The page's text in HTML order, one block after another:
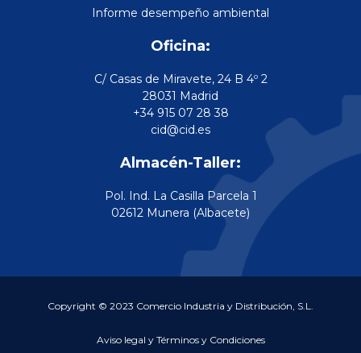
Informe desempeño ambiental
Oficina:
C/ Casas de Miravete, 24 B 4º 2
28031 Madrid
+34 915 07 28 38
cid@cid.es
Almacén-Taller:
Pol. Ind. La Casilla Parcela 1
02612 Munera (Albacete)
Copyright © 2023 Comercio Industria y Distribución, S.L.
Aviso legal y Términos y Condiciones